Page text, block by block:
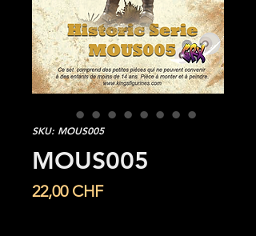
SKU: MOUS005
MOUS005
22,00 CHFPrecio